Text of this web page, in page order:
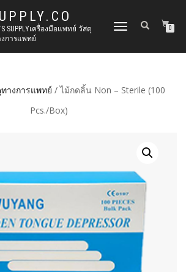
SUPPLYเครื่องมือแพทย์ วัสดุ
การแพทย์
TOGGLE
0
างการแพทย์ / ไม้กดลิ้น Non – Sterile (100
Pcs./Box)